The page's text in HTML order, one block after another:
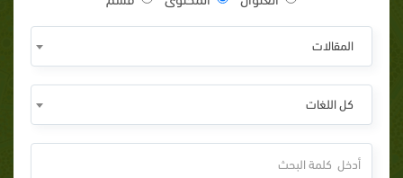
المقالات
كل اللغات